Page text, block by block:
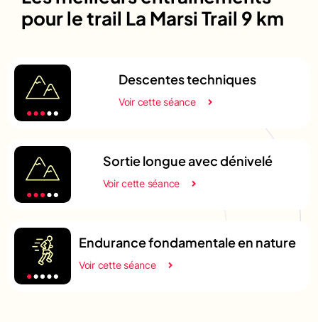
pour le trail La Marsi Trail 9 km
Descentes techniques
Voir cette séance
Sortie longue avec dénivelé
Voir cette séance
Endurance fondamentale en nature
Voir cette séance